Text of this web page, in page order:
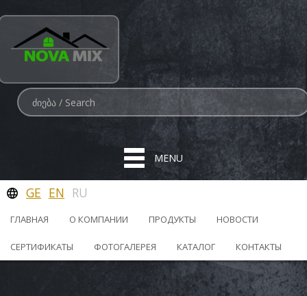
MENU
GE EN RU
ГЛАВНАЯ О КОМПАНИИ ПРОДУКТЫ НОВОСТИ
СЕРТИФИКАТЫ ФОТОГАЛЕРЕЯ КАТАЛОГ КОНТАКТЫ